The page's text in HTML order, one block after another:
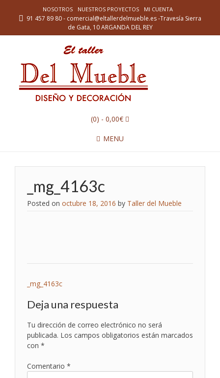
NOSOTROS NUESTROS PROYECTOS MI CUENTA
91 457 89 80 - comercial@eltallerdelmueble.es -Travesía Sierra
de Gata, 10 ARGANDA DEL REY
(0) - 0,00€
MENU
_mg_4163c
Posted on octubre 18, 2016 by Taller del Mueble
Navegación
de
entradas
_mg_4163c
Deja una respuesta
Tu dirección de correo electrónico no será
publicada. Los campos obligatorios están marcados
con *
Comentario *